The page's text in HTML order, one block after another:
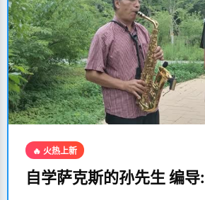
🔥 火热上新
自学萨克斯的孙先生 编